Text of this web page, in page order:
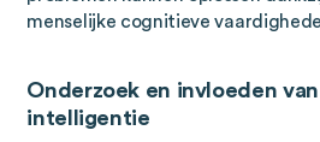
menselijke cognitieve
Onderzoek en invloeden
intelligentie